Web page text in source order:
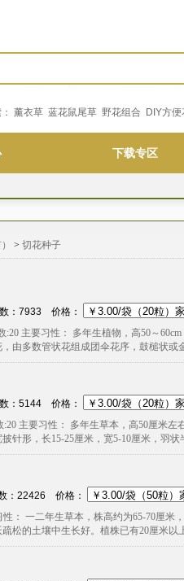
薰衣草 蓝花鼠尾草 野花组合 DIY方便
下载专区
> 切花种子
：7933 价格：
:20 主要习性： 多年生植物，高50～
由多数管状花组成团伞花序，鼓槌状或
：5144 价格：
:20 主要习性： 多年生草本，高50厘米
针形，长15-25厘米，宽5-10厘米，羽
：22426 价格：
性： 一二年生草本，株高约为65-70厘
松的土壤中生长好。植株已有20厘米